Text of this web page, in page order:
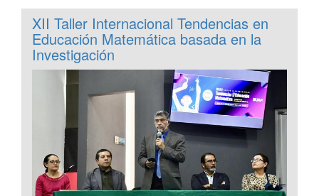
XII Taller Internacional Tendencias en
Educación Matemática basada en la
Investigación